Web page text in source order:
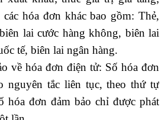
hóa đơn khác bao gồm: Thẻ,
lai cước hàng không, biên lai
tế, biên lai ngân hàng.
về hóa đơn điện tử: Số hóa đơn
nguyên tắc liên tục, theo thứ tự
hóa đơn đảm bảo chỉ được phát